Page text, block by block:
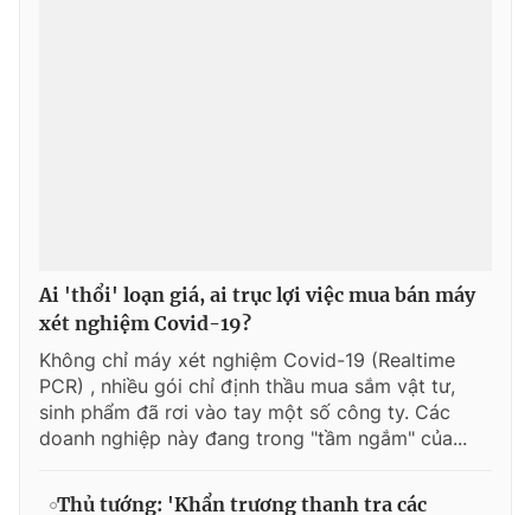
Ai 'thổi' loạn giá, ai trục lợi việc mua bán máy
xét nghiệm Covid-19?
Không chỉ máy xét nghiệm Covid-19 (Realtime
PCR) , nhiều gói chỉ định thầu mua sắm vật tư,
sinh phẩm đã rơi vào tay một số công ty. Các
doanh nghiệp này đang trong "tầm ngắm" của...
Thủ tướng: 'Khẩn trương thanh tra các